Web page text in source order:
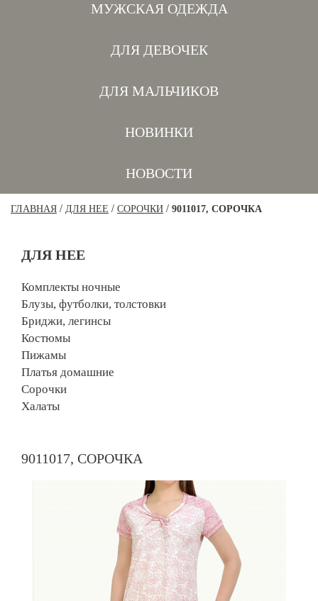
МУЖСКАЯ ОДЕЖДА
ДЛЯ ДЕВОЧЕК
ДЛЯ МАЛЬЧИКОВ
НОВИНКИ
НОВОСТИ
ГЛАВНАЯ / ДЛЯ НЕЕ / СОРОЧКИ / 9011017, СОРОЧКА
ДЛЯ НЕЕ
Комплекты ночные
Блузы, футболки, толстовки
Бриджи, легинсы
Костюмы
Пижамы
Платья домашние
Сорочки
Халаты
9011017, СОРОЧКА